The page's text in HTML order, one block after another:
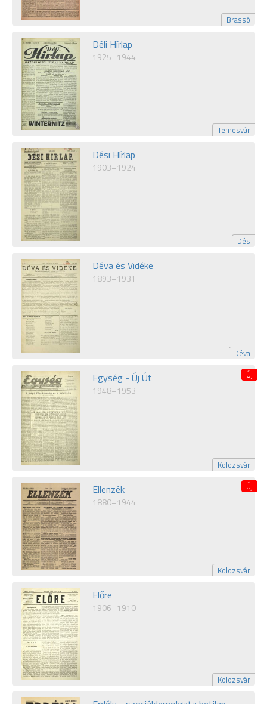
Brassó
Déli Hírlap
1925–1944
Temesvár
Dési Hírlap
1903–1924
Dés
Déva és Vidéke
1893–1931
Déva
Egység - Új Út
1948–1953
Kolozsvár
Ellenzék
1880–1944
Kolozsvár
Előre
1906–1910
Kolozsvár